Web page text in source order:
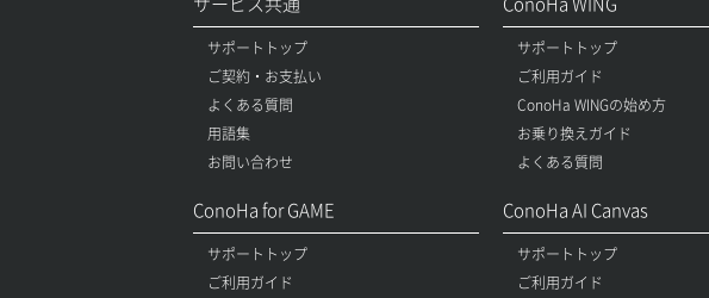
サポートトップ
ご契約・お支払い
よくある質問
用語集
お問い合わせ
サポートトップ
ご利用ガイド
ConoHa WINGの始め方
お乗り換えガイド
よくある質問
ConoHa for GAME
サポートトップ
ご利用ガイド
ConoHa AI Canvas
サポートトップ
ご利用ガイド